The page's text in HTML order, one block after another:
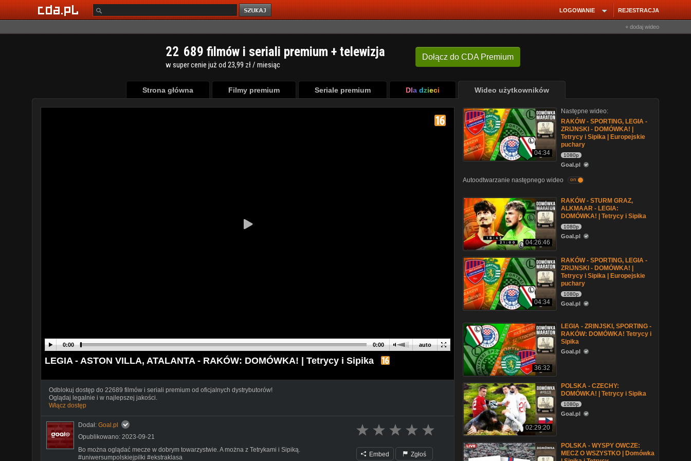
REJESTRACJA
LOGOWANIE
+ dodaj wideo
Dołącz do CDA Premium
22 689 filmów i seriali premium + telewizja
w super cenie już od 23,99 zł / miesiąc
Strona główna Filmy premium Seriale premium Dla dzieci Wideo użytkowników
auto
0:00 0:00
LEGIA - ASTON VILLA, ATALANTA - RAKÓW: DOMÓWKA! | Tetrycy i Sipika
Odblokuj dostęp do 22689 filmów i seriali premium od oficjalnych dystrybutorów!
Oglądaj legalnie i w najlepszej jakości.
Włącz dostęp
Dodał: Goal.pl
Opublikowano: 2023-09-21
Bo można oglądać mecze w dobrym towarzystwie. A można z Tetrykami i Sipiką.
#uniwersumpolskiejpilki #ekstraklasa
Embed Zgłoś
04:34
Następne wideo:
RAKÓW - SPORTING, LEGIA -
ZRIJNSKI - DOMÓWKA! |
Tetrycy i Sipika | Europejskie
puchary
1080p
Goal.pl
Autoodtwarzanie następnego wideo on
04:26:46
RAKÓW - STURM GRAZ,
ALKMAAR - LEGIA:
DOMÓWKA! | Tetrycy i Sipika
1080p
Goal.pl
04:34
RAKÓW - SPORTING, LEGIA -
ZRIJNSKI - DOMÓWKA! |
Tetrycy i Sipika | Europejskie
puchary
1080p
Goal.pl
36:32
LEGIA - ZRINJSKI, SPORTING -
RAKÓW: DOMÓWKA! Tetrycy i
Sipika
Goal.pl
02:29:20
POLSKA - CZECHY:
DOMÓWKA! | Tetrycy i Sipika
1080p
Goal.pl
POLSKA - WYSPY OWCZE:
MECZ O WSZYSTKO | Domówka